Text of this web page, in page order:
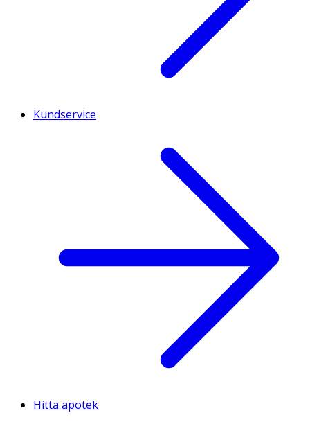
Kundservice
Hitta apotek